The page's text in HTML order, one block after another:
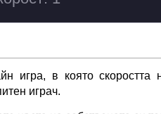
игра, в която скоростта
играч.